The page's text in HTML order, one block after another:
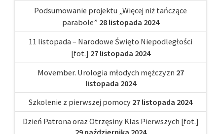
Podsumowanie projektu „Więcej niż tańczące
parabole” 28 listopada 2024
11 listopada – Narodowe Święto Niepodległości
[fot.] 27 listopada 2024
Movember. Urologia młodych mężczyzn 27
listopada 2024
Szkolenie z pierwszej pomocy 27 listopada 2024
Dzień Patrona oraz Otrzęsiny Klas Pierwszych [fot.]